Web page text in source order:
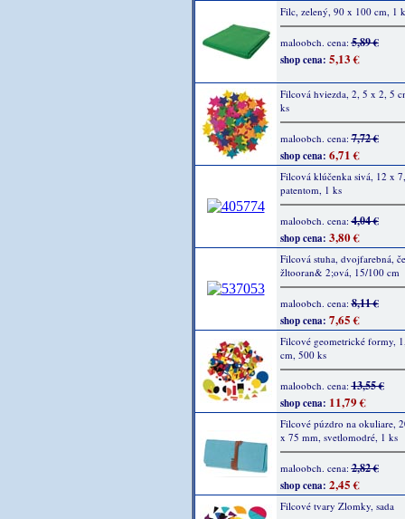
Filc, zelený, 90 x 100 cm, 1
maloobch. cena:5,89 €
shop cena: 5,13 €
Filcová hviezda, 2, 5 x 2, 5
ks
maloobch. cena:7,72 €
shop cena: 6,71 €
Filcová klúčenka sivá, 12 x
patentom, 1 ks
maloobch. cena:4,04 €
shop cena: 3,80 €
Filcová stuha, dvojfarebná,
žltooran& 2;ová, 15/100 cm
maloobch. cena:8,11 €
shop cena: 7,65 €
Filcové geometrické formy,
cm, 500 ks
maloobch. cena:13,55 €
shop cena: 11,79 €
Filcové púzdro na okuliare,
x 75 mm, svetlomodré, 1 ks
maloobch. cena:2,82 €
shop cena: 2,45 €
Filcové tvary Zlomky, sada